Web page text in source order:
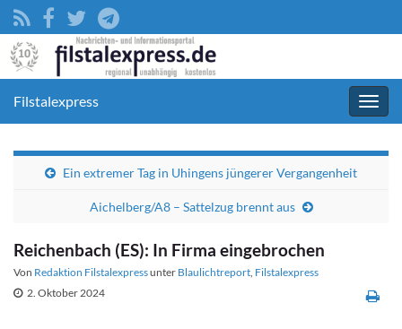
Filstalexpress
Ein extremer Tag in Uhingens jüngerer Vergangenheit
Aichelberg/A8 – Sattelzug brennt aus
Reichenbach (ES): In Firma eingebrochen
Von Redaktion Filstalexpressunter Blaulichtreport, Filstalexpress
2. Oktober 2024